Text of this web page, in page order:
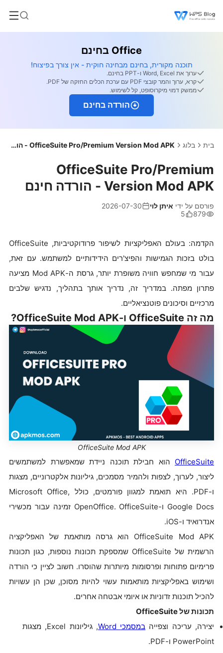
Office בחינם
תוכנה מקורית, בחינם מבחינה חוקית - אין צורך בפיצוח!
ערוך את Word, Excel ו-PPT בחינם.
קרא, ערוך והמר קובצי PDF עם ערכת הכלים החזקה של PDF.
ממשק דמוי מיקרוסופט, קל לשימוש.
הורדה בחינם
בית בלוג OfficeSuite Pro/Premium Version Mod APK - הורדה חינם
OfficeSuite Pro/Premium
Version Mod APK - הורדה חינם
פורסם על ידי איתן לוי
2026-07-30
879
5
הקדמה: בעולם האפליקציות לשיפור פרודוקטיביות, OfficeSuite
בולט בזכות הגמישות והפיצ'רים הידידותיים למשתמש. עם זאת,
עבור מי שמחפש חוויה משופרת יותר, גרסת ה-Mod APK מציעה
פתרון מפתה. במדריך זה, נדריך אותך בתהליך, נדגיש שלבים
מרכזיים וסיכונים פוטנציאליים.
מה זה OfficeSuite ו-OfficeSuite Mod APK?
OfficeSuite Mod APK
OfficeSuite הוא חבילת תוכנה ניידת שמאפשרת למשתמשים
ליצור, לערוך, לצפות ולהמיר מסמכים, גיליונות אלקטרוניים, מצגות
ו-PDF. היא תואמת למגוון פורמטים, כולל Microsoft Office,
Google Docs ו-OpenOffice. OfficeSuite זמינה עבור מכשירי
אנדרואיד ו-iOS.
OfficeSuite Mod APK הוא גרסה מותאמת של האפליקציה
הרשמית של OfficeSuite שמספקת תכונות נוספות, כגון תכונות
פרימיום פתוחות ופרסומות מיותרות שהוסרו. חשוב לציין כי הורדה
ושימוש באפליקציות מותאמות עשוי להיות מסוכן, שכן הן עשויות
להכיל תוכנות זדוניות או איומי אבטחה אחרים.
תכונות של OfficeSuite
יצירה, עריכה וצפייה במסמכי Word
, גיליונות Excel, מצגות
PowerPoint ו-PDF.